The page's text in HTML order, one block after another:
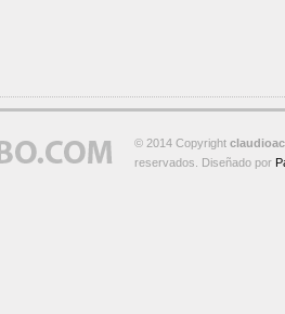
© 2014 Copyright
reservados. Diseñado por